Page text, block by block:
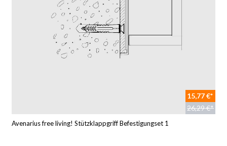
15,77 €*
26,29 €*
Avenarius free living! Stützklappgriff Befestigungset 1